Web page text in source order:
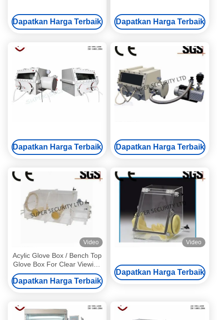
Dapatkan Harga Terbaik Dapatkan Harga Terbaik
Dapatkan Harga Terbaik Dapatkan Harga Terbaik
Video
Acylic Glove Box / Bench Top
Glove Box For Clear Viewing
From Any Angle
Dapatkan Harga Terbaik
Video
Dapatkan Harga Terbaik